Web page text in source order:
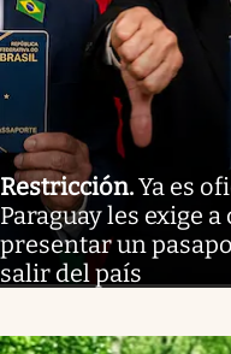
Restricción.Ya es
Paraguay les exige
presentar un
salir del país